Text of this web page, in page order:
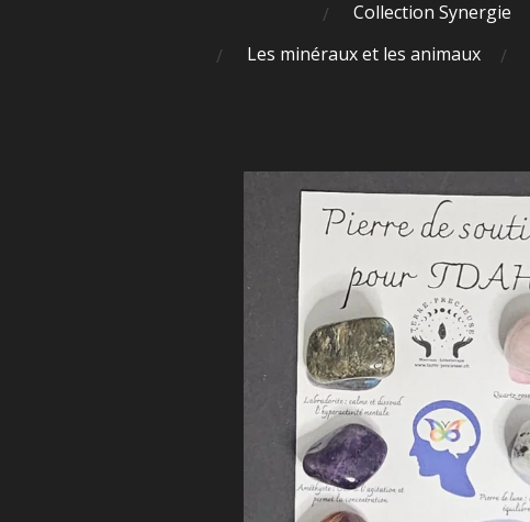
Collection Synergie
Les minéraux et les animaux